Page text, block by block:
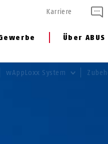
Über ABUS
Karriere
wAppLoxx System